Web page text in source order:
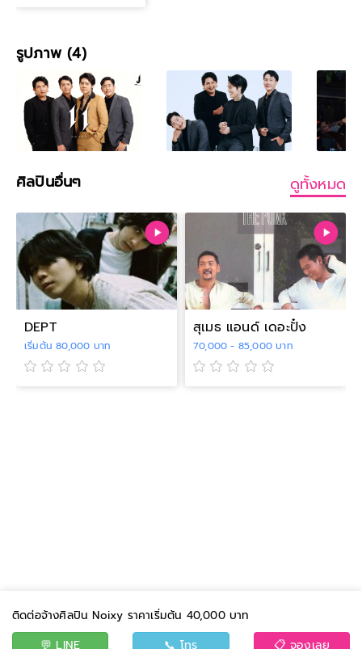
รูปภาพ (4)
ศิลปินอื่นๆ ดูทั้งหมด
DEPT
เริ่มต้น 80,000 บาท
สุเมธ แอนด์ เดอะปั๋ง
70,000 - 85,000 บาท
ติดต่อจ้างศิลปิน Noixy ราคาเริ่มต้น 40,000 บาท
💬 LINE
📞 โทร 📋 จองเลย